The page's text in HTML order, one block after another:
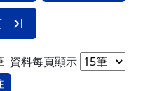
資料每頁顯示